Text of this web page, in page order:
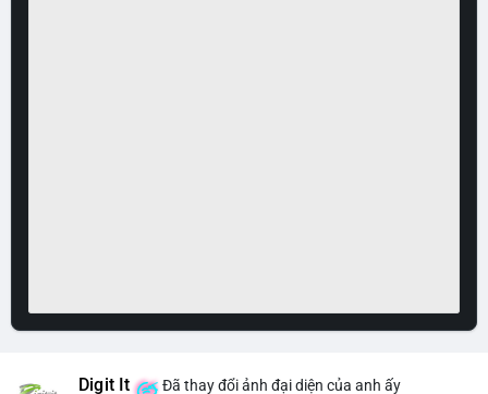
Digit It Đã thay đổi ảnh đại diện của anh ấy